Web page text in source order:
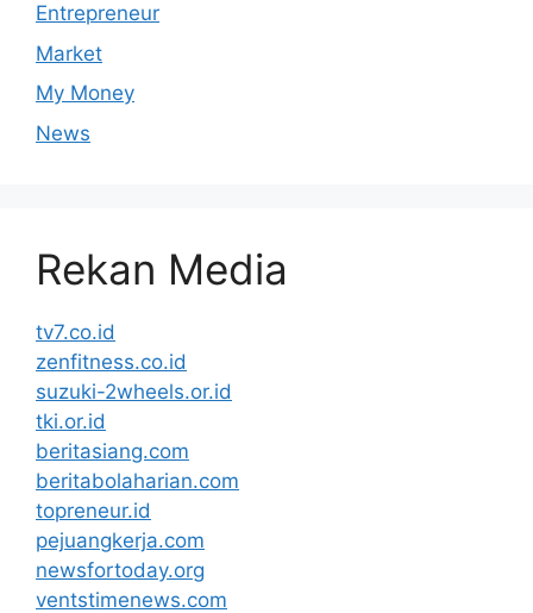
Entrepreneur
Market
My Money
News
Rekan Media
tv7.co.id
zenfitness.co.id
suzuki-2wheels.or.id
tki.or.id
beritasiang.com
beritabolaharian.com
topreneur.id
pejuangkerja.com
newsfortoday.org
ventstimenews.com